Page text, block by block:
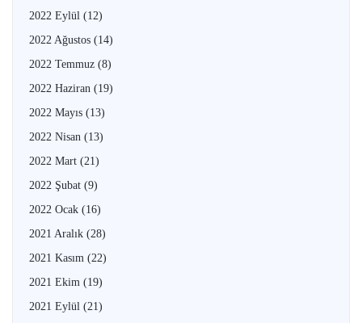
2022 Eylül (12)
2022 Ağustos (14)
2022 Temmuz (8)
2022 Haziran (19)
2022 Mayıs (13)
2022 Nisan (13)
2022 Mart (21)
2022 Şubat (9)
2022 Ocak (16)
2021 Aralık (28)
2021 Kasım (22)
2021 Ekim (19)
2021 Eylül (21)